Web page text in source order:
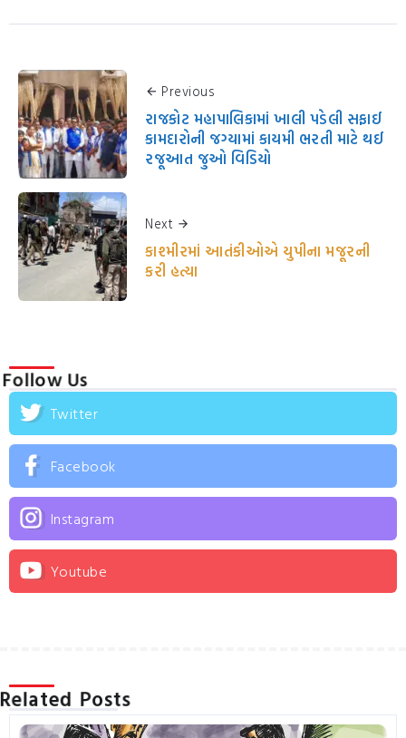
Previous
રાજકોટ મહાપાલિકામાં ખાલી પડેલી સફાઈ
કામદારોની જગ્યામાં કાયમી ભરતી માટે થઈ
રજૂઆત જુઓ વિડિયો
Next
કાશ્મીરમાં આતંકીઓએ યુપીના મજૂરની
કરી હત્યા
Follow Us
Twitter
Facebook
Instagram
Youtube
Related Posts